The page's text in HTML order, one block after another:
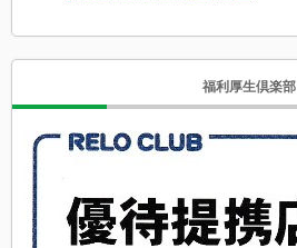
福利厚生倶楽部